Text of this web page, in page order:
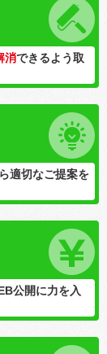
消できるよう取
適切なご提案を
公開に力を入